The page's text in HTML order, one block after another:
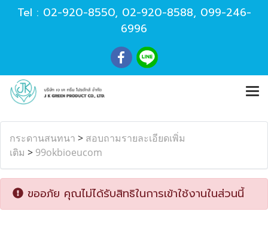
Tel : 02-920-8550, 02-920-8588, 099-246-
6996
กระดานสนทนา > สอบถามรายละเอียดเพิ่ม
เติม > 99okbioeucom
ขออภัย คุณไม่ได้รับสิทธิในการเข้าใช้งานในส่วนนี้